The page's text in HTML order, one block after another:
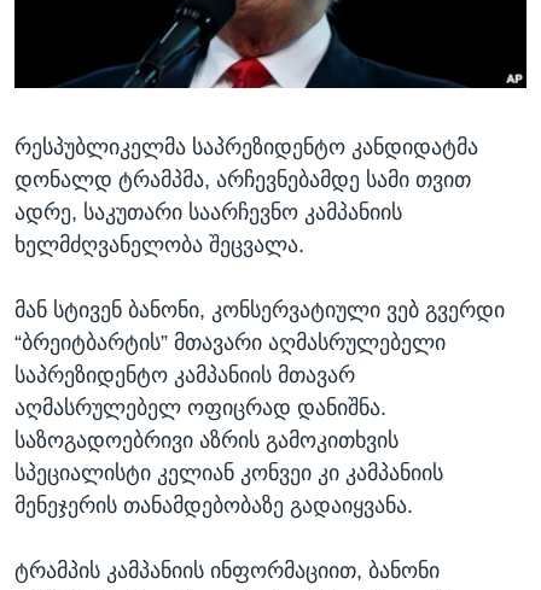
ᲡᲢᲣᲓᲘᲐ ᲕᲐᲨᲘᲜᲒᲢᲝᲜᲘ
ᲯᲐᲜᲛᲠᲗᲔᲚᲝᲑᲐ
ᲘᲜᲢᲔᲠᲕᲘᲣ
ᲙᲣᲚᲢᲣᲠᲐ
ᲒᲐᲚᲘᲚᲔᲝ
Learning English
ენები
რესპუბლიკელმა საპრეზიდენტო კანდიდატმა
დონალდ ტრამპმა, არჩევნებამდე სამი თვით
ადრე, საკუთარი საარჩევნო კამპანიის
ხელმძღვანელობა შეცვალა.
მან სტივენ ბანონი, კონსერვატიული ვებ გვერდი
“ბრეიტბარტის” მთავარი აღმასრულებელი
საპრეზიდენტო კამპანიის მთავარ
აღმასრულებელ ოფიცრად დანიშნა.
საზოგადოებრივი აზრის გამოკითხვის
სპეციალისტი კელიან კონვეი კი კამპანიის
მენეჯერის თანამდებობაზე გადაიყვანა.
ტრამპის კამპანიის ინფორმაციით, ბანონი